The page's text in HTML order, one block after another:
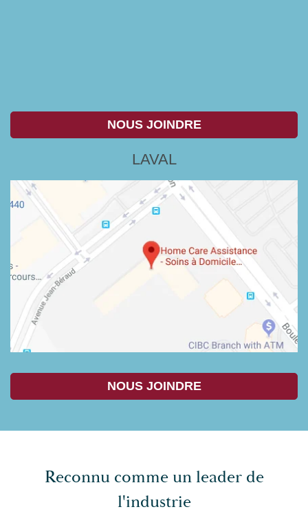
NOUS JOINDRE
LAVAL
NOUS JOINDRE
Reconnu comme un leader de
l'industrie